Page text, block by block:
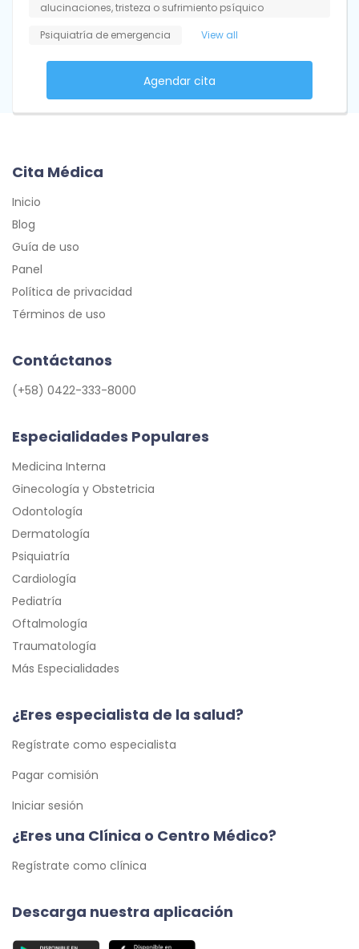
alucinaciones, tristeza o sufrimiento psíquico
Psiquiatría de emergencia
View all
Agendar cita
Cita Médica
Inicio
Blog
Guía de uso
Panel
Política de privacidad
Términos de uso
Contáctanos
(+58) 0422-333-8000
Especialidades Populares
Medicina Interna
Ginecología y Obstetricia
Odontología
Dermatología
Psiquiatría
Cardiología
Pediatría
Oftalmología
Traumatología
Más Especialidades
¿Eres especialista de la salud?
Regístrate como especialista
Pagar comisión
Iniciar sesión
¿Eres una Clínica o Centro Médico?
Regístrate como clínica
Descarga nuestra aplicación